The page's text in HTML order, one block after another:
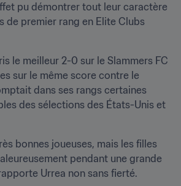
pu démontrer tout leur caractère
de premier rang en Elite Clubs
le meilleur 2-0 sur le Slammers FC
sur le même score contre le
dans ses rangs certaines
des sélections des États-Unis et
bonnes joueuses, mais les filles
pendant une grande
Urrea non sans fierté.